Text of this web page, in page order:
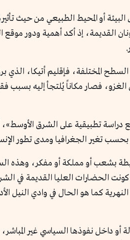
أو المحيط الطبيعي من حيث
إذ أكد أهمية ودور موقع
المختلفة، فإقليم أتيكا، الذي
فصار مكاناً يُلتجأ إليه بسبب
دراسة تطبيقية على الشرق
تغير الجغرافيا ومدى تطور
بشعب أو مملكة أو مفكر، وهذه
كونت الحضارات العليا القديمة في
كما هو الحال في وادي النيل
نفوذها السياسي غير المباشر،